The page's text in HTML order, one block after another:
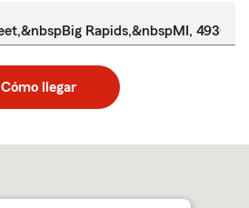
Cómo llegar
to